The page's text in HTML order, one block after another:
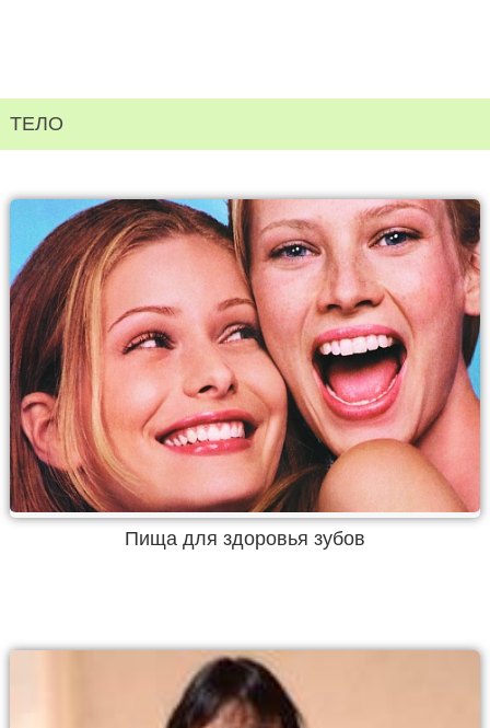
ТЕЛО
Пища для здоровья зубов